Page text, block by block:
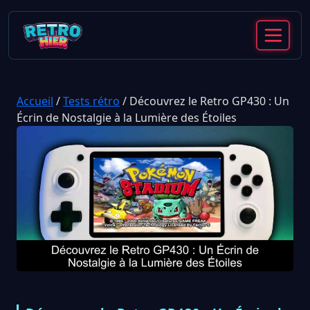
Accueil /Tests rétro / Découvrez le Retro GP430 : Un
Écrin de Nostalgie à la Lumière des Étoiles